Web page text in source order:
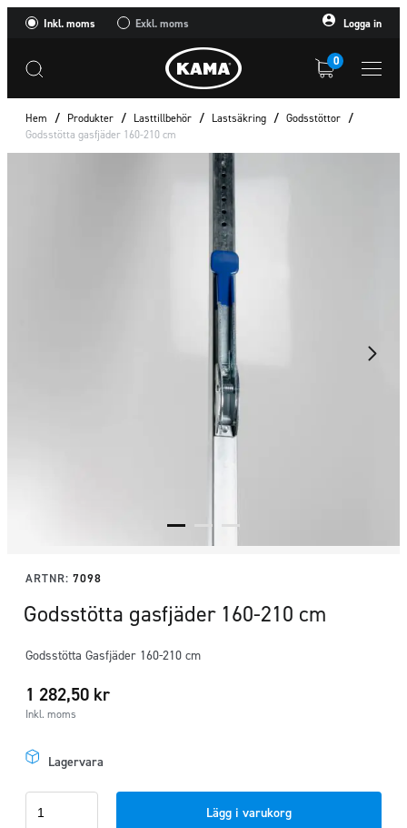
Inkl. moms Exkl. moms Logga in
0
Hem / Produkter / Lasttillbehör / Lastsäkring / Godsstöttor /
Godsstötta gasfjäder 160-210 cm
ARTNR: 7098
Godsstötta gasfjäder 160-210 cm
Godsstötta Gasfjäder 160-210 cm
1 282,50 kr
Inkl. moms
Lagervara
Lägg i varukorg